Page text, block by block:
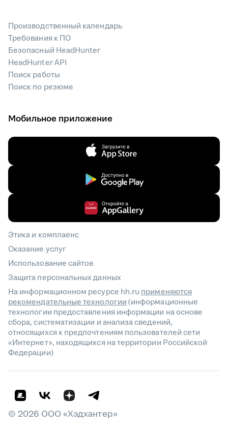
Производственный календарь
Требования к ПО
Безопасный HeadHunter
HeadHunter API
Поиск работы
Поиск по резюме
Мобильное приложение
Этика и комплаенс
Оказание услуг
Использование сайтов
Защита персональных данных
На информационном ресурсе hh.ru применяются
рекомендательные технологии(информационные
технологии предоставления информации на основе
сбора, систематизации и анализа сведений,
относящихся к предпочтениям пользователей сети
«Интернет», находящихся на территории Российской
Федерации)
© 2026 ООО «Хэдхантер»